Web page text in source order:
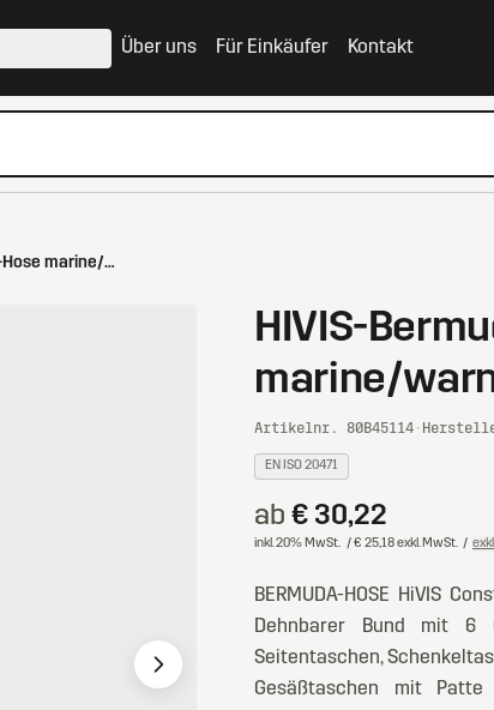
Über uns Für Einkäufer Kontakt
HIVIS-Bermuda-Hose marine/warnorange
HIVIS-
marine/
Artikelnr. 80B45114 ·
EN ISO 20471
ab € 30,22
inkl. 20% MwSt. / € 25,18 exkl. MwSt. /
BERMUDA-HOSE HiVIS
Dehnbarer Bund mit 6
Seitentaschen,
Gesäßtaschen mit Patte